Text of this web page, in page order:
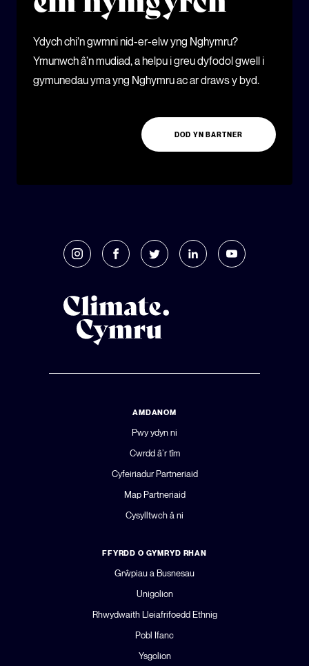
Ydych chi’n gwmni nid-er-elw yng Nghymru?
Ymunwch â’n mudiad, a helpu i greu dyfodol gwell i
gymunedau yma yng Nghymru ac ar draws y byd.
DOD YN BARTNER
AMDANOM
Pwy ydyn ni
Cwrdd â’r tîm
Cyfeiriadur Partneriaid
Map Partneriaid
Cysylltwch â ni
FFYRDD O GYMRYD RHAN
Grŵpiau a Busnesau
Unigolion
Rhwydwaith Lleiafrifoedd Ethnig
Pobl Ifanc
Ysgolion